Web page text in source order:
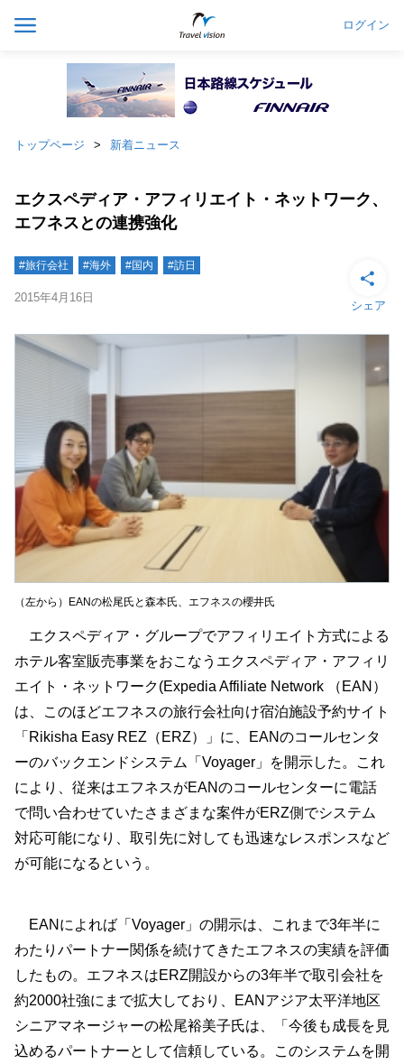
ログイン
トップページ 新着ニュース
エクスペディア・アフィリエイト・ネットワーク、
エフネスとの連携強化
#旅行会社 #海外 #国内 #訪日
2015年4月16日
シェア
（左から）EANの松尾氏と森本氏、エフネスの櫻井氏
エクスペディア・グループでアフィリエイト方式による
ホテル客室販売事業をおこなうエクスペディア・アフィリ
エイト・ネットワーク(Expedia Affiliate Network （EAN）
は、このほどエフネスの旅行会社向け宿泊施設予約サイト
「Rikisha Easy REZ（ERZ）」に、EANのコールセンタ
ーのバックエンドシステム「Voyager」を開示した。これ
により、従来はエフネスがEANのコールセンターに電話
で問い合わせていたさまざまな案件がERZ側でシステム
対応可能になり、取引先に対しても迅速なレスポンスなど
が可能になるという。
EANによれば「Voyager」の開示は、これまで3年半に
わたりパートナー関係を続けてきたエフネスの実績を評価
したもの。エフネスはERZ開設からの3年半で取引会社を
約2000社強にまで拡大しており、EANアジア太平洋地区
シニアマネージャーの松尾裕美子氏は、「今後も成長を見
込めるパートナーとして信頼している。このシステムを開